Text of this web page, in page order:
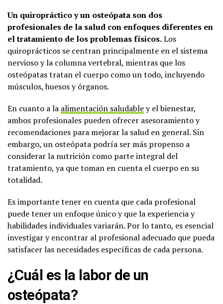
Un quiropráctico y un osteópata son dos
profesionales de la salud con enfoques diferentes en
el tratamiento de los problemas físicos.Los
quiroprácticos se centran principalmente en el sistema
nervioso y la columna vertebral, mientras que los
osteópatas tratan el cuerpo como un todo, incluyendo
músculos, huesos y órganos.
En cuanto a la alimentación saludabley el bienestar,
ambos profesionales pueden ofrecer asesoramiento y
recomendaciones para mejorar la salud en general. Sin
embargo, un osteópata podría ser más propenso a
considerar la nutrición como parte integral del
tratamiento, ya que toman en cuenta el cuerpo en su
totalidad.
Es importante tener en cuenta que cada profesional
puede tener un enfoque único y que la experiencia y
habilidades individuales variarán. Por lo tanto, es esencial
investigar y encontrar al profesional adecuado que pueda
satisfacer las necesidades específicas de cada persona.
¿Cuál es la labor de un
osteópata?